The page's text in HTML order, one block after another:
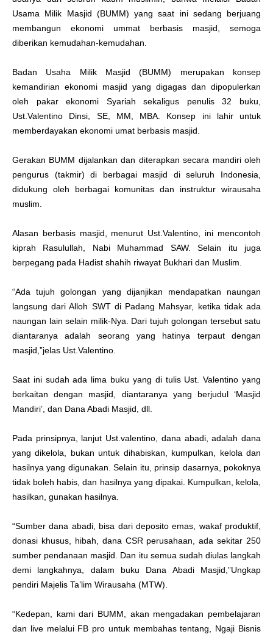
Usama Milik Masjid (BUMM) yang saat ini sedang berjuang
membangun ekonomi ummat berbasis masjid, semoga
diberikan kemudahan-kemudahan.
Badan Usaha Milik Masjid (BUMM) merupakan konsep
kemandirian ekonomi masjid yang digagas dan dipopulerkan
oleh pakar ekonomi Syariah sekaligus penulis 32 buku,
Ust.Valentino Dinsi, SE, MM, MBA. Konsep ini lahir untuk
memberdayakan ekonomi umat berbasis masjid.
Gerakan BUMM dijalankan dan diterapkan secara mandiri oleh
pengurus (takmir) di berbagai masjid di seluruh Indonesia,
didukung oleh berbagai komunitas dan instruktur wirausaha
muslim.
Alasan berbasis masjid, menurut Ust.Valentino, ini mencontoh
kiprah Rasulullah, Nabi Muhammad SAW. Selain itu juga
berpegang pada Hadist shahih riwayat Bukhari dan Muslim.
“Ada tujuh golongan yang dijanjikan mendapatkan naungan
langsung dari Alloh SWT di Padang Mahsyar, ketika tidak ada
naungan lain selain milik-Nya. Dari tujuh golongan tersebut satu
diantaranya adalah seorang yang hatinya terpaut dengan
masjid,”jelas Ust.Valentino.
Saat ini sudah ada lima buku yang di tulis Ust. Valentino yang
berkaitan dengan masjid, diantaranya yang berjudul ‘Masjid
Mandiri’, dan Dana Abadi Masjid, dll.
Pada prinsipnya, lanjut Ust.valentino, dana abadi, adalah dana
yang dikelola, bukan untuk dihabiskan, kumpulkan, kelola dan
hasilnya yang digunakan. Selain itu, prinsip dasarnya, pokoknya
tidak boleh habis, dan hasilnya yang dipakai. Kumpulkan, kelola,
hasilkan, gunakan hasilnya.
“Sumber dana abadi, bisa dari deposito emas, wakaf produktif,
donasi khusus, hibah, dana CSR perusahaan, ada sekitar 250
sumber pendanaan masjid. Dan itu semua sudah diulas langkah
demi langkahnya, dalam buku Dana Abadi Masjid,”Ungkap
pendiri Majelis Ta’lim Wirausaha (MTW).
“Kedepan, kami dari BUMM, akan mengadakan pembelajaran
dan live melalui FB pro untuk membahas tentang, Ngaji Bisnis